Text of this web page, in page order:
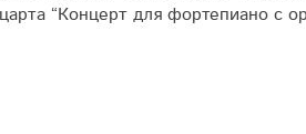
“Концерт для форте­пиано с